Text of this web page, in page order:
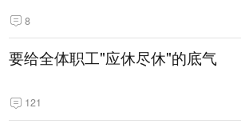
8
要给全体职工"应休尽休"的底气
121